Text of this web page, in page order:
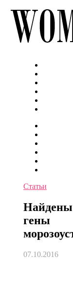
Статьи
Найдены
гены
07.10.2016